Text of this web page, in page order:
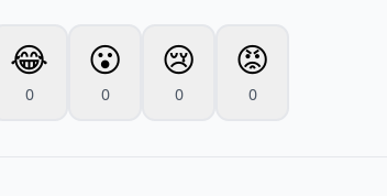
😂
0
😮
0
😢
0
😡
0